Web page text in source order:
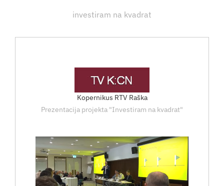
investiram na kvadrat
Kopernikus RTV Raška
Prezentacija projekta "Investiram na kvadrat"